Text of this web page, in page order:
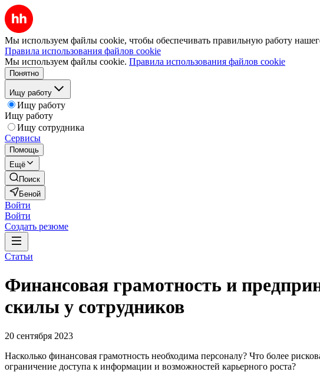
Мы используем файлы cookie, чтобы обеспечивать правильную работу
Правила использования файлов cookie
Мы используем файлы cookie. Правила использования файлов cookie
Понятно
Ищу работу
Ищу работу
Ищу работу
Ищу сотрудника
Сервисы
Помощь
Ещё
Поиск
Беной
Войти
Войти
Создать резюме
Статьи
Финансовая грамотность и
скилы у сотрудников
20 сентября 2023
Насколько финансовая грамотность необходима персоналу? Что более
ограничение доступа к информации и возможностей карьерного роста?